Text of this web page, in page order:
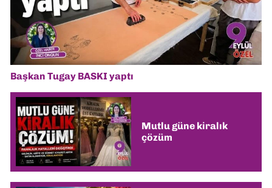
Başkan Tugay BASKI yaptı
Mutlu güne kiralık
çözüm